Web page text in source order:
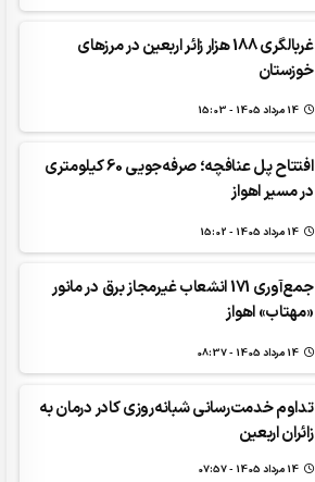
غربالگری 188 هزار زائر اربعین در مرزهای
خوزستان
14 مرداد 1405 - 15:03
افتتاح پل عنافچه؛ صرفه‌جویی 60 کیلومتری
در مسیر اهواز
14 مرداد 1405 - 15:02
جمع‌آوری 171 انشعاب غیرمجاز برق در مانور
«مهتاب» اهواز
14 مرداد 1405 - 08:37
تداوم خدمت‌رسانی شبانه‌روزی کادر درمان به
زائران اربعین
14 مرداد 1405 - 07:57